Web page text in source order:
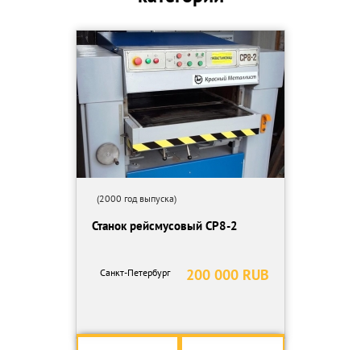
(2000 год выпуска)
Станок рейсмусовый СР8-2
200 000 RUB
Санкт-Петербург